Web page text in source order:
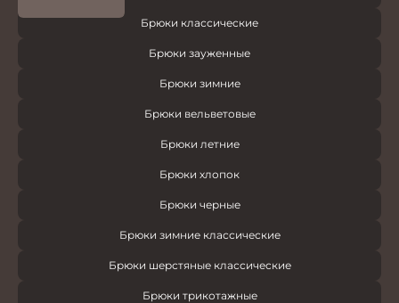
Брюки классические
Брюки зауженные
Брюки зимние
Брюки вельветовые
Брюки летние
Брюки хлопок
Брюки черные
Брюки зимние классические
Брюки шерстяные классические
Брюки трикотажные